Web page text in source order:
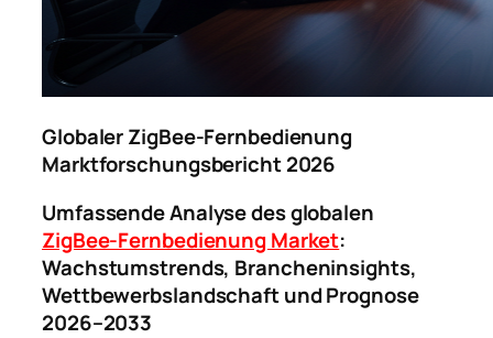
Globaler ZigBee-Fernbedienung
Marktforschungsbericht 2026
Umfassende Analyse des globalen
ZigBee-Fernbedienung Market:
Wachstumstrends, Brancheninsights,
Wettbewerbslandschaft und Prognose
2026–2033